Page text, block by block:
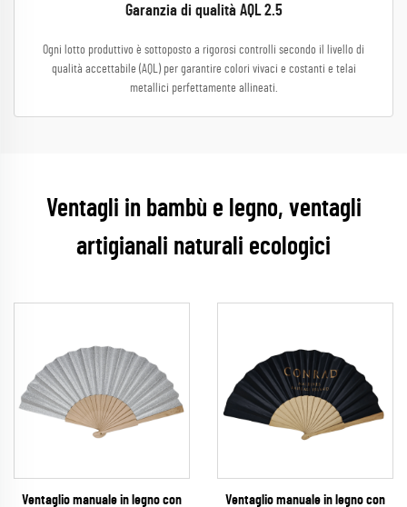
Garanzia di qualità AQL 2.5
Ogni lotto produttivo è sottoposto a rigorosi controlli secondo il livello di
qualità accettabile (AQL) per garantire colori vivaci e costanti e telai
metallici perfettamente allineati.
Ventagli in bambù e legno, ventagli
artigianali naturali ecologici
Ventaglio manuale in legno con Ventaglio manuale in legno con